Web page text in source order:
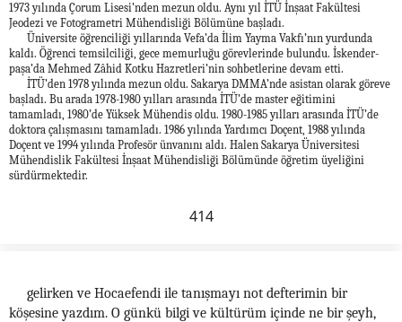
1973 yılında Çorum Lisesi’nden mezun oldu. Aynı yıl İTÜ İnşaat Fakültesi
Jeodezi ve Fotogrametri Mühendisliği Bölümüne başladı.
Üniversite öğrenciliği yıllarında Vefa’da İlim Yayma Vakfı’nın yurdunda
kaldı. Öğrenci temsilciliği, gece memurluğu görevlerinde bulundu. İskender-
paşa’da Mehmed Zâhid Kotku Hazretleri’nin sohbetlerine devam etti.
İTÜ’den 1978 yılında mezun oldu. Sakarya DMMA’nde asistan olarak göreve
başladı. Bu arada 1978-1980 yılları arasında İTÜ’de master eğitimini
tamamladı, 1980’de Yüksek Mühendis oldu. 1980-1985 yılları arasında İTÜ’de
doktora çalışmasını tamamladı. 1986 yılında Yardımcı Doçent, 1988 yılında
Doçent ve 1994 yılında Profesör ünvanını aldı. Halen Sakarya Üniversitesi
Mühendislik Fakültesi İnşaat Mühendisliği Bölümünde öğretim üyeliğini
sürdürmektedir.
414
gelirken ve Hocaefendi ile tanışmayı not defterimin bir
köşesine yazdım. O günkü bilgi ve kültürüm içinde ne bir şeyh,